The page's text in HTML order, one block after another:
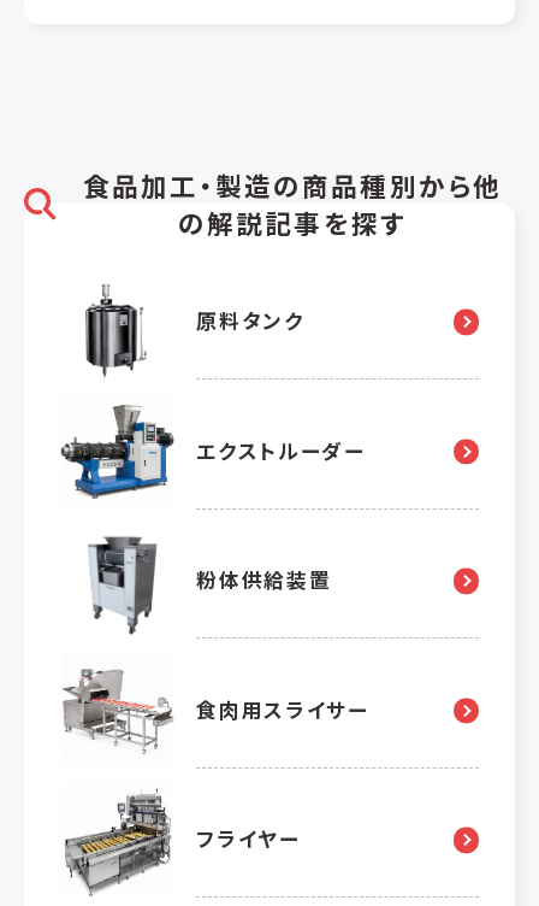
食品加工・製造の商品種別から他
の解説記事を探す
原料タンク
エクストルーダー
粉体供給装置
食肉用スライサー
フライヤー